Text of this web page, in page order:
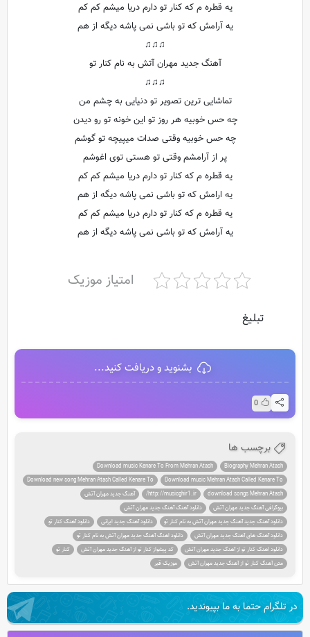
یه قطره م که کنار تو دارم دریا میشم کم کم
یه آرامش که تو باشی نمی پاشه دیگه از هم
♫♫♫
آهنگ جدید مهران آتش به نام کنار تو
♫♫♫
تماشایی ترین تصویر تو دنیایی به چشم من
چه حس خوبیه هر روز تو این خونه تو رو دیدن
چه حس خوبیه وقتی صدات میپیچه تو گوشم
پر از آرامشم وقتی تو هستی توی اغوشم
یه قطره م که کنار تو دارم دریا میشم کم کم
یه ارامش که تو باشی نمی پاشه دیگه از هم
یه قطره م که کنار تو دارم دریا میشم کم کم
یه آرامش که تو باشی نمی پاشه دیگه از هم
امتیاز موزیک
تبلیغ
بشنوید و دریافت کنید...
0
برچسب ها
Biography Mehran Atash
Download music Kenare To From Mehran Atash
Download music Mehran Atash Called Kenare To
Download new song Mehran Atash Called Kenare To
download songs Mehran Atash
http://musicghir1.ir/
آهنگ جدید مهران آتش
بیوگرافی آهنگ جدید مهران آتش
دانلود آهنگ آهنگ جدید مهران آتش
دانلود آهنگ جدید آهنگ جدید مهران آتش به نام کنار تو
دانلود آهنگ جدید ایرانی
دانلود آهنگ کنار تو
دانلود آهنگ های آهنگ جدید مهران آتش
دانلود اهنگ آهنگ جدید مهران آتش به نام کنار تو
دانلود اهنگ کنار تو از آهنگ جدید مهران آتش
کد پیشواز کنار تو از آهنگ جدید مهران آتش
کنار تو
متن آهنگ کنار تو از آهنگ جدید مهران آتش
موزیک قیر
در تلگرام حتما به ما بپیوندید.